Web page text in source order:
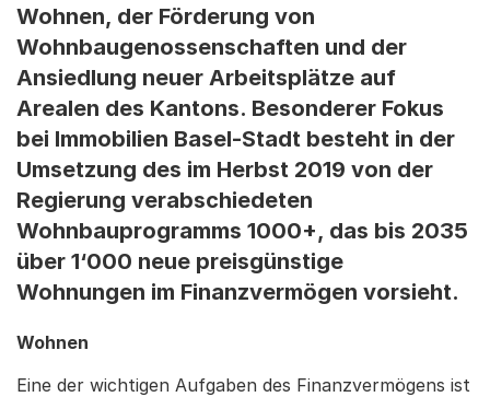
Wohnen, der Förderung von
Wohnbaugenossenschaften und der
Ansiedlung neuer Arbeitsplätze auf
Arealen des Kantons. Besonderer Fokus
bei Immobilien Basel-Stadt besteht in der
Umsetzung des im Herbst 2019 von der
Regierung verabschiedeten
Wohnbauprogramms 1000+, das bis 2035
über 1‘000 neue preisgünstige
Wohnungen im Finanzvermögen vorsieht.
Wohnen
Eine der wichtigen Aufgaben des Finanzvermögens ist